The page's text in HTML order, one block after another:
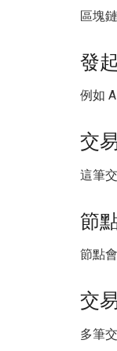
區塊
發
例如
交
這筆
節
節點
交
多筆